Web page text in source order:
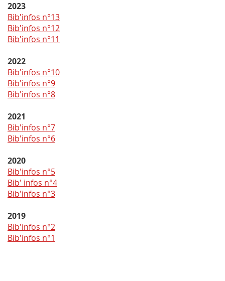
2023
Bib'infos n°13
Bib'infos n°12
Bib'infos n°11
2022
Bib'infos n°10
Bib'infos n°9
Bib'infos n°8
2021
Bib'infos n°7
Bib'infos n°6
2020
Bib'infos n°5
Bib' infos n°4
Bib'infos n°3
2019
Bib'infos n°2
Bib'infos n°1